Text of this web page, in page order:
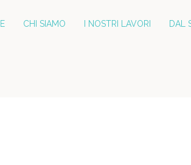
CHI SIAMO I NOSTRI LAVORI DAL